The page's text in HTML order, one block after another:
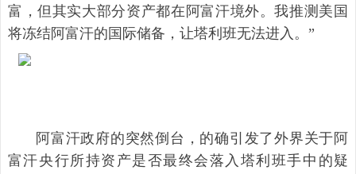
富，但其实大部分资产都在阿富汗境外。我推测美国
将冻结阿富汗的国际储备，让塔利班无法进入。”
阿富汗政府的突然倒台，的确引发了外界关于阿
富汗央行所持资产是否最终会落入塔利班手中的疑